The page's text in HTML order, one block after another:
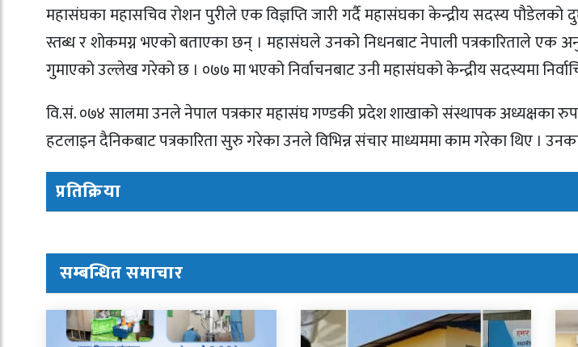
महासंघका महासचिव रोशन पुरीले एक विज्ञप्ति जारी गर्दै महासंघका केन्द्रीय सदस्य
स्तब्ध र शोकमग्न भएको बताएका छन् । महासंघले उनको निधनबाट नेपाली पत्रकारिताले एक
गुमाएको उल्लेख गरेको छ । ०७७ मा भएको निर्वाचनबाट उनी महासंघको केन्द्रीय सदस्यमा
वि.सं. ०७४ सालमा उनले नेपाल पत्रकार महासंघ गण्डकी प्रदेश शाखाको संस्थापक अध्यक्षका
हटलाइन दैनिकबाट पत्रकारिता सुरु गरेका उनले विभिन्न संचार माध्यममा काम गरेका थिए ।
प्रतिक्रिया
सम्बन्धित समाचार